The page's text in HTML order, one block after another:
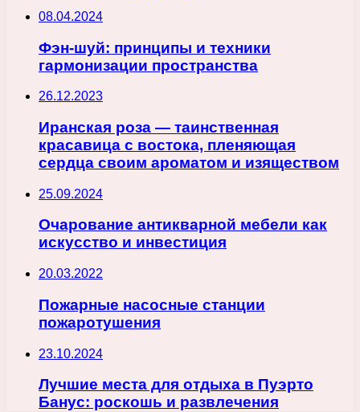
08.04.2024
Фэн-шуй: принципы и техники
гармонизации пространства
26.12.2023
Иранская роза — таинственная
красавица с востока, пленяющая
сердца своим ароматом и изяществом
25.09.2024
Очарование антикварной мебели как
искусство и инвестиция
20.03.2022
Пожарные насосные станции
пожаротушения
23.10.2024
Лучшие места для отдыха в Пуэрто
Банус: роскошь и развлечения